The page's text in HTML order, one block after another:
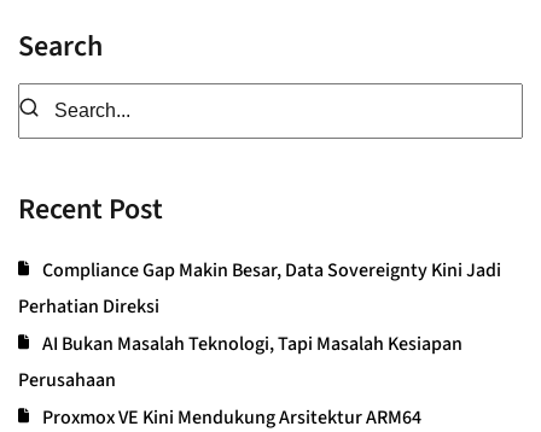
Search
Recent Post
Compliance Gap Makin Besar, Data Sovereignty Kini Jadi
Perhatian Direksi
AI Bukan Masalah Teknologi, Tapi Masalah Kesiapan
Perusahaan
Proxmox VE Kini Mendukung Arsitektur ARM64